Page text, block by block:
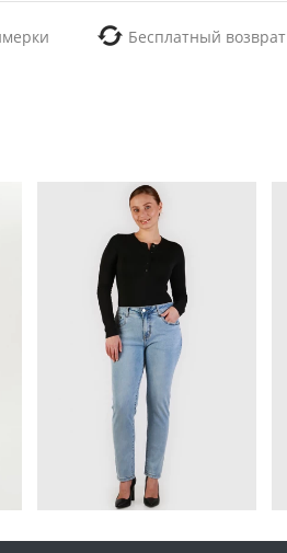
Бесплатный возврат